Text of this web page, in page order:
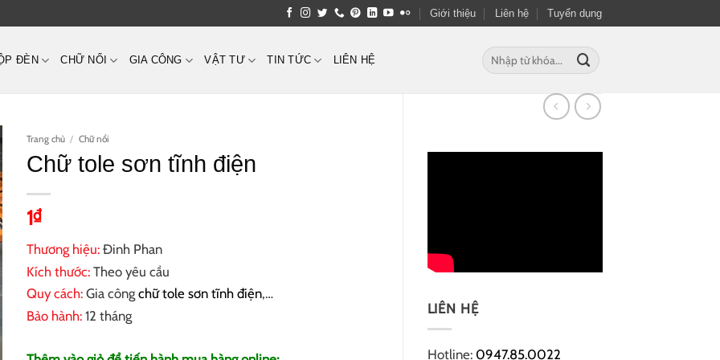
Giới thiệu Liên hệ Tuyển dụng
ĐÈN CHỮ NỔI GIA CÔNG VẬT TƯ TIN TỨC LIÊN HỆ
Tìm
kiếm:
LIÊN HỆ
Hotline: 0947.85.0022
Trang chủ / Chữ nổi
Chữ tole sơn tĩnh điện
1₫
Thương hiệu:Đinh Phan
Kích thước:Theo yêu cầu
Quy cách:Gia công chữ tole sơn tĩnh điện,…
Bảo hành:12 tháng